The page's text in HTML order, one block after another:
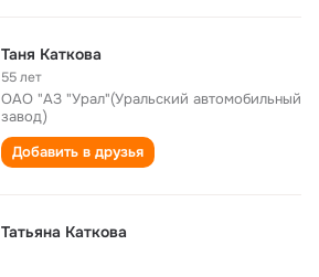
Таня Каткова
55 лет
ОАО "АЗ "Урал"(Уральский автомобильный
завод)
Добавить в друзья
Татьяна Каткова